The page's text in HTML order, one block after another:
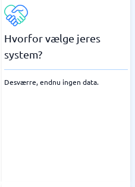
Hvorfor vælge jeres
system?
Desværre, endnu ingen data.